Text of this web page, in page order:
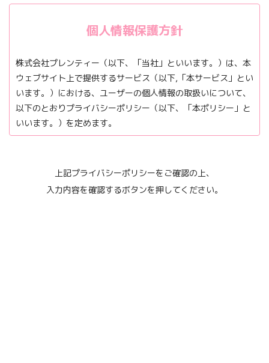
個人情報保護方針
株式会社プレンティー（以下、「当社」といいます。）は、本
ウェブサイト上で提供するサービス（以下,「本サービス」とい
います。）における、ユーザーの個人情報の取扱いについて、
以下のとおりプライバシーポリシー（以下、「本ポリシー」と
いいます。）を定めます。
「個人情報」とは、個人情報保護法にいう「個人情報」を指す
ものとし、生存する個人に関する情報であって、当該情報に含
上記プライバシーポリシーをご確認の上、
入力内容を確認するボタンを押してください。